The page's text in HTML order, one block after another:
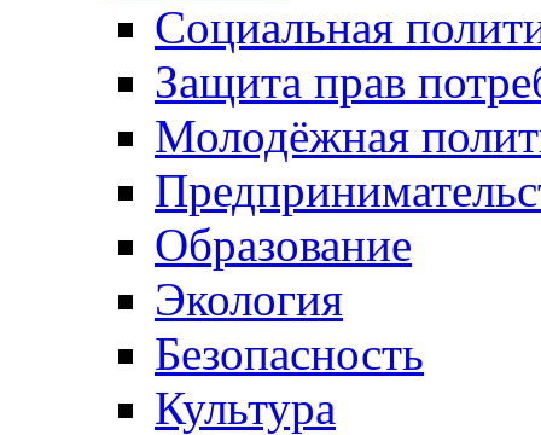
Социальная
Защита прав
Молодёжная
Образование
Экология
Безопасность
Культура